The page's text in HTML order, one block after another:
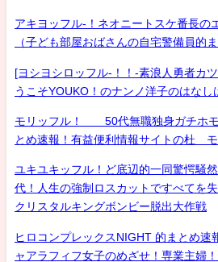
アキヨッフル-！ネオニートスケ番長の
（子ども部屋おばさんの自宅警備員的ま
[ヨシヨシロッフル-！！-素浪人勇者カ
うこそYOUKO！のナンノ洋子のはなし
モリッフル！ 50代無職独身ガチホモ
とめ速報！有益便利情報サイトの杜
ユキユキッフル！ど底辺的一同驚愕騒
代！人生の強制ロスカットですべてを
クリスタルキングボンビー脱出大作戦
ヒロコンプレックスNIGHT 的まとめ速
ャアラフィフ女子のめざせ！専業主婦